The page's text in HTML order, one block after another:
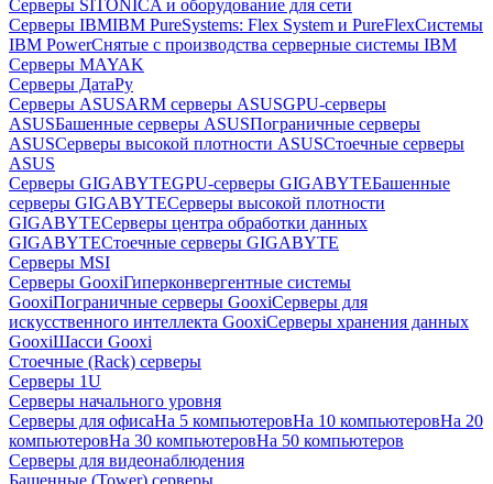
Серверы SITONICA и оборудование для сети
Серверы IBMIBM PureSystems: Flex System и PureFlexСистемы
IBM PowerСнятые с производства серверные системы IBM
Серверы MAYAK
Серверы ДатаРу
Серверы ASUSARM серверы ASUSGPU-серверы
ASUSБашенные серверы ASUSПограничные серверы
ASUSСерверы высокой плотности ASUSСтоечные серверы
ASUS
Серверы GIGABYTEGPU-серверы GIGABYTEБашенные
серверы GIGABYTEСерверы высокой плотности
GIGABYTEСерверы центра обработки данных
GIGABYTEСтоечные серверы GIGABYTE
Серверы MSI
Серверы GooxiГиперконвергентные системы
GooxiПограничные серверы GooxiСерверы для
искусственного интеллекта GooxiСерверы хранения данных
GooxiШасси Gooxi
Стоечные (Rack) серверы
Серверы 1U
Серверы начального уровня
Серверы для офисаНа 5 компьютеровНа 10 компьютеровНа 20
компьютеровНа 30 компьютеровНа 50 компьютеров
Серверы для видеонаблюдения
Башенные (Tower) серверы